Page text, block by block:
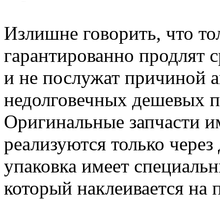
Излишне говорить, что
гарантированно продлят
и не послужат причиной
недолговечных дешевых
Оригинальные запчасти
реализуются только
упаковка имеет
который наклеивается